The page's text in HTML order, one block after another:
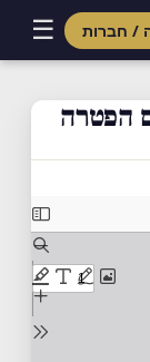
/ חברות ☰
הפטרה